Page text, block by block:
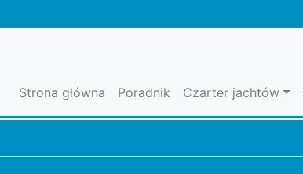
Strona główna Poradnik Czarter jachtów